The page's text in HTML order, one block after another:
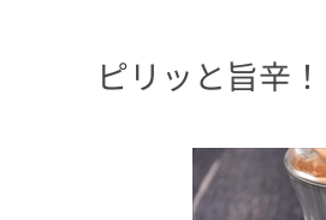
ピリッと旨辛